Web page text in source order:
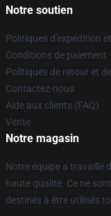
Notre soutien
Politiques d'expédition
Conditions de paiement
Politiques de retour et
Contactez-nous
Aide aux clients (FAQ)
Vente
Notre magasin
Notre équipe a travaillé
haute qualité. Ce ne
destinés à être utilisés